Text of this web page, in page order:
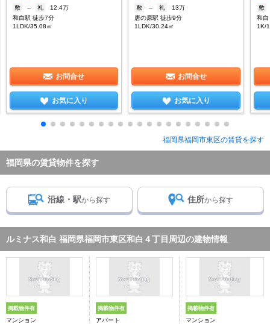
敷
-- 礼
12.4万
和白駅 徒歩7分
1LDK/35.08㎡
お問合せ
お気に入り
敷
-- 礼
13万
唐の原駅 徒歩9分
1LDK/30.24㎡
お問合せ
お気に入り
敷
和白
1K/
福岡県福岡市東区の賃貸を探す
福岡県の賃貸物件を探す
沿線・駅から探す 住所から探す
ルミナス和白 福岡県福岡市東区和白４丁目周辺の建物情報
掲載物件有
マンション
掲載物件有
アパート
掲載物件有
マンション